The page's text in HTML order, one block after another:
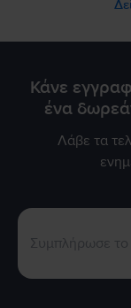
Κάνε
ένα
Λάβε τα